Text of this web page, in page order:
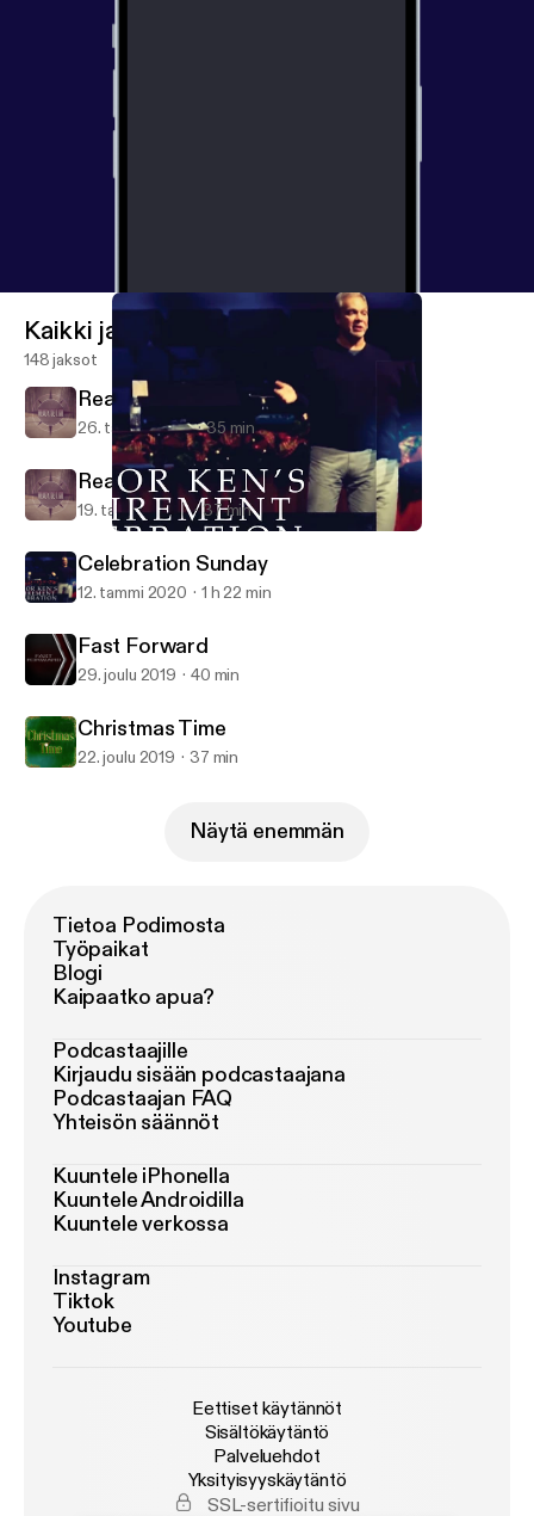
Ken Duggan
Kaikki jaksot
148 jaksot
Ready Set Go part 2
26. tammi 2020 35 min
Ready Set Go part 1
19. tammi 2020 37 min
Celebration Sunday
12. tammi 2020 1 h 22 min
Fast Forward
29. joulu 2019 40 min
Christmas Time
22. joulu 2019 37 min
Näytä enemmän
Tietoa Podimosta
Työpaikat
Blogi
Kaipaatko apua?
Podcastaajille
Kirjaudu sisään podcastaajana
Podcastaajan FAQ
Yhteisön säännöt
Kuuntele iPhonella
Kuuntele Androidilla
Kuuntele verkossa
Instagram
Tiktok
Youtube
Eettiset käytännöt
Sisältökäytäntö
Palveluehdot
Yksityisyyskäytäntö
SSL-sertifioitu sivu